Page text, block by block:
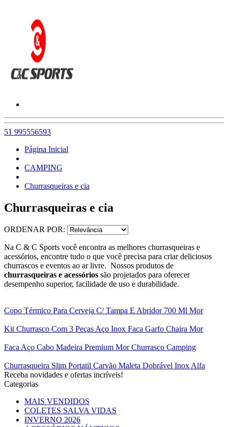
51 995556593
Página Inicial
CAMPING
Churrasqueiras e cia
Churrasqueiras e cia
ORDENAR POR:
Na C & C Sports você encontra as melhores churrasqueiras e
acessórios, encontre tudo o que você precisa para criar deliciosos
churrascos e eventos ao ar livre. Nossos produtos de
churrasqueiras e acessórios são projetados para oferecer
desempenho superior, facilidade de uso e durabilidade.
Copo Térmico Para Cerveja C/ Tampa E Abridor 700 Ml Mor
Kit Churrasco Com 3 Peças Aço Inox Faca Garfo Chaira Mor
Faca Aço Cabo Madeira Premium Mor Churrasco Camping
Churrasqueira Slim Portatil Carvão Maleta Dobrável Inox Alfa
Receba novidades e ofertas incríveis!
Categorias
MAIS VENDIDOS
COLETES SALVA VIDAS
INVERNO 2026